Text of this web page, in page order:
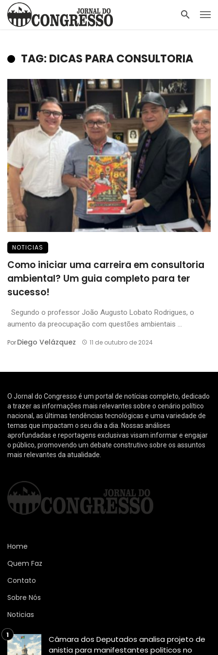
TAG: DICAS PARA CONSULTORIA
NOTICIAS
Como iniciar uma carreira em consultoria
ambiental? Um guia completo para ter
sucesso!
Segundo o professor João Augusto Lobato Rodrigues, o
aumento da preocupação com questões ambientais ...
PorDiego Velázquez 11 de outubro de 2024
O Jornal do Congresso é um portal de notícias completo, dedicado
a trazer as informações mais relevantes sobre o cenário político
nacional, as últimas tendências tecnológicas e uma variedade de
temas que impactam o seu dia a dia. Nossas análises
aprofundadas e reportagens exclusivas visam informar e engajar
o público, promovendo um debate construtivo sobre os assuntos
mais relevantes da atualidade.
Home
Quem Faz
Contato
Sobre Nós
Noticias
Câmara dos Deputados analisa projeto de
anistia para manifestantes politicos no